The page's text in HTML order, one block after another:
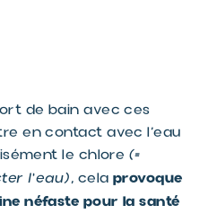
de bain avec ces
en contact avec l’eau
le chlore (=
l’eau), cela provoque
néfaste pour la santé